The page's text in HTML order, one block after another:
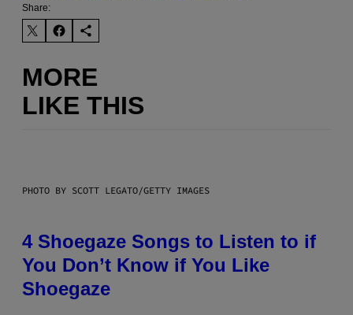
Share:
MORE
LIKE THIS
PHOTO BY SCOTT LEGATO/GETTY IMAGES
4 Shoegaze Songs to Listen to if
You Don’t Know if You Like
Shoegaze